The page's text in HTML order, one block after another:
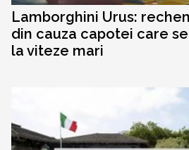
Lamborghini Urus:
din cauza capotei care
la viteze mari